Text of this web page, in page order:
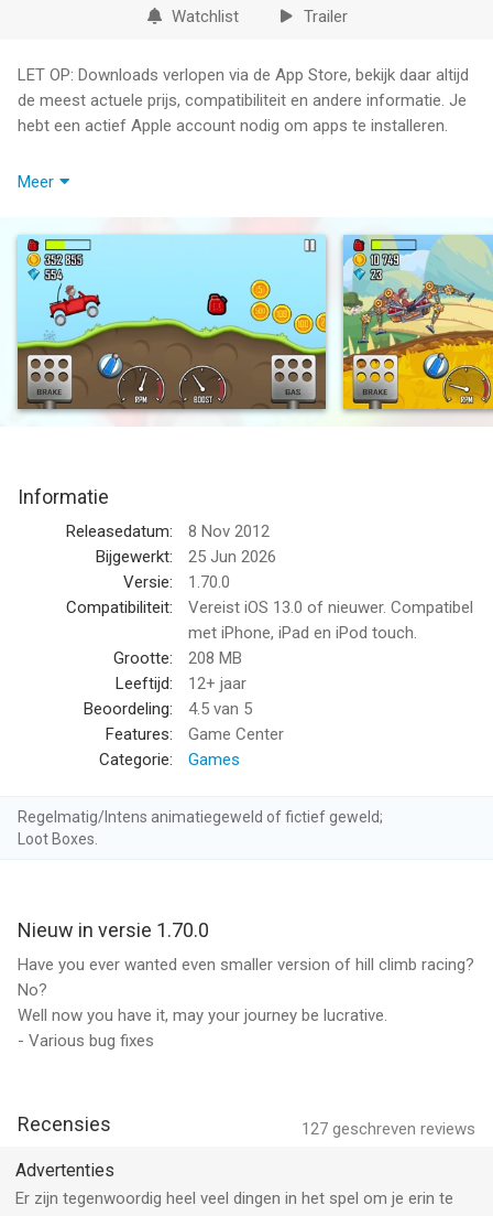
Watchlist Trailer
LET OP: Downloads verlopen via de App Store, bekijk daar altijd
de meest actuele prijs, compatibiliteit en andere informatie. Je
hebt een actief Apple account nodig om apps te installeren.
Speel het originele, klassieke Hill Climb Racing! Race de heuvel
Maak kennis met Bill Newton, een jonge en veelbelovende
uphill-coureur. Hij staat op het punt op reis te gaan naar
plekken waar geen enkele rit ooit nog toe heeft geleid. Van
Ragnarok tot een kerncentrale, alle plekken zijn een racecircuit
voor Bill. Met weinig respect voor de natuurwetten rust Bill pas
als hij de hoogste heuvels op de maan heeft bedwongen!
Ga de uitdagingen in unieke heuvelachtige omgevingen aan met
grotere afstanden af te leggen. Maar pas wel op - Bill is niet
meer zo robuust als toen hij jong was! En de tank van zijn oude
vertrouwde grafbak is snel leeg.
Kenmerken:
• Offline spelen - Speel wanneer en waar dan ook!
• Voertuigen - Ontgrendel 30+ voertuigen en kies de beste voor
jouw speelstijl
• Upgrade - Verbeter de motor, ophanging, banden en 4WD van
je voertuigen
• Rijden - 25+ fases die letterlijk eindeloos zijn
resolutie
• Garage - bouw en rij in je droomvoertuig met aangepaste
onderdelen!
tractor, hippie auto, eenwieler, quad, toeristenbus, raceauto,
politieauto, ambulance, brandweerwagen, sneeuwkat, super
terreinwagen en nog veel meer!
Hill Climb Racing is gratis om te spelen, maar er zijn optionele
Onthoud dat we je feedback altijd lezen en hard werken aan het
samenstellen van nieuwe voertuigen, niveaus, onderdelen en
natuurlijk het fixen van bugs die je mogelijk tegenkomt. We
vinden het dan ook erg fijn als je meldt wat je wel en niet leuk
Meer
Informatie
Releasedatum:
8 Nov 2012
Bijgewerkt:
25 Jun 2026
Versie:
1.70.0
Compatibiliteit:
Vereist iOS 13.0 of nieuwer. Compatibel
met iPhone, iPad en iPod touch.
Grootte:
208 MB
Leeftijd:
12+ jaar
Beoordeling:
4.5 van 5
Features:
Game Center
Categorie:
Games
Regelmatig/Intens animatiegeweld of fictief geweld;
Loot Boxes.
Nieuw in versie 1.70.0
Have you ever wanted even smaller version of hill climb racing?
No?
Well now you have it, may your journey be lucrative.
- Various bug fixes
127 geschreven reviews
Recensies
Advertenties
Er zijn tegenwoordig heel veel dingen in het spel om je erin te